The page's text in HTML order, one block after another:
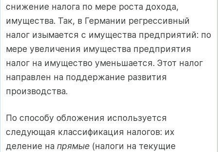
снижение налога по мере роста дохода,
имущества. Так, в Германии регрессивный
налог изымается с имущества предприятий: по
мере увеличения имущества предприятия
налог на имущество уменьшается. Этот налог
направлен на поддержание развития
производства.
По способу обложения используется
следующая классификация налогов: их
деление на прямые (налоги на текущие